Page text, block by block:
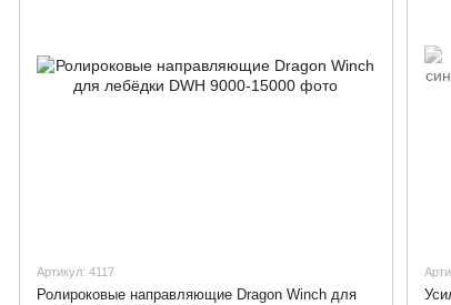
Артикул: 4117
Ролироковые направляющие Dragon Winch для